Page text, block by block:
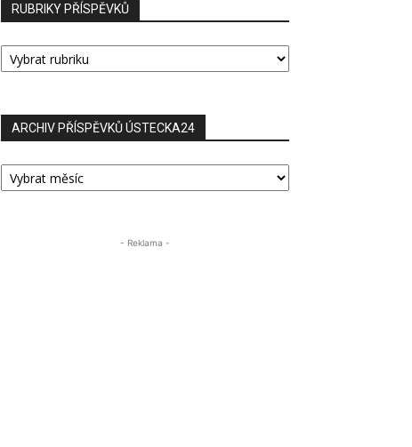
RUBRIKY PŘÍSPĚVKŮ
RUBRIKY
PŘÍSPĚVKŮ
ARCHIV PŘÍSPĚVKŮ ÚSTECKA24
ARCHIV
PŘÍSPĚVKŮ
- Reklama -